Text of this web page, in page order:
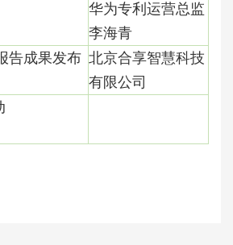
华为专利运营总监
李海青
告成果发布 北京合享智慧科技
有限公司